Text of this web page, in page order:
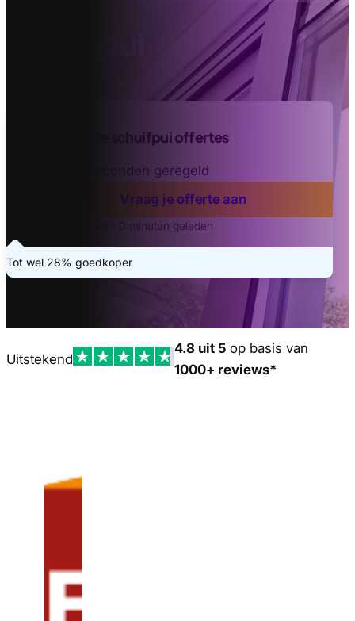
Vind de beste schuifpui offertes
Binnen 20 seconden geregeld
Vraag je offerte aan
Laatste aanvraag - 0 minuten geleden
Tot wel 28% goedkoper
Uitstekend
4.8 uit 5 op basis van
1000+ reviews*